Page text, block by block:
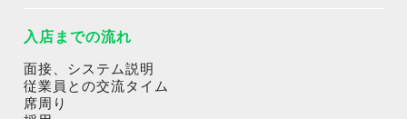
入店までの流れ
面接、システム説明
従業員との交流タイム
席周り